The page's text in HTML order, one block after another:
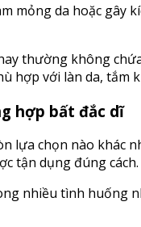
mỏng da hoặc
thường không
hợp với làn da,
hợp bất đắc dĩ
lựa chọn nào khác
tận dụng đúng cách.
nhiều tình huống